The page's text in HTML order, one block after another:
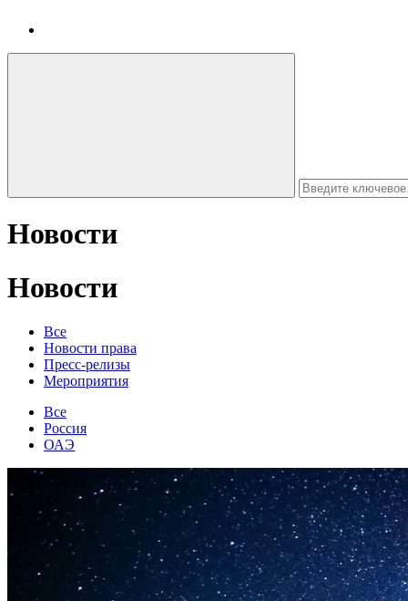
Новости
Новости
Все
Новости права
Пресс-релизы
Мероприятия
Все
Россия
ОАЭ